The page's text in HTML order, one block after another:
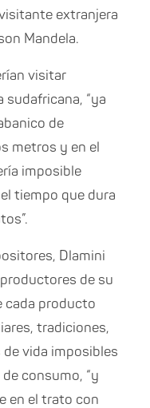
extranjera
Mandela.
visitar
sudafricana, “ya
de
metros y en el
imposible
tiempo que dura
Dlamini
de su
cada producto
tradiciones,
vida imposibles
consumo, “y
en el trato con